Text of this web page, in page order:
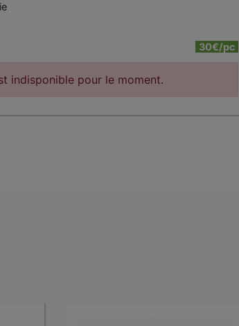
30€/pc
indisponible pour le moment.